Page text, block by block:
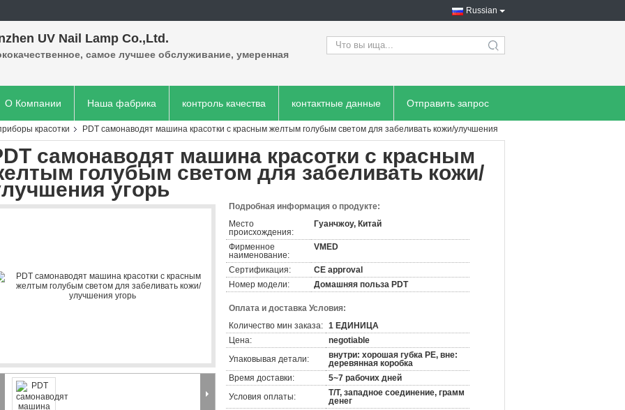
Russian
UV Nail Lamp Co.,Ltd.
самое лучшее обслуживание, умеренная
search
О Компании Наша фабрика контроль качества контактные данные Отправить запрос
красотки PDT самонаводят машина красотки с красным желтым голубым светом для забеливать кожи/улучшения
самонаводят машина красотки с красным
голубым светом для забеливать кожи/
угорь
Подробная информация о продукте:
Место
происхождения:
Гуанчжоу, Китай
Фирменное
наименование:
VMED
Сертификация:
CE approval
Номер модели:
Домашняя польза PDT
Оплата и доставка Условия:
Количество мин заказа: 1 ЕДИНИЦА
Цена:
negotiable
Упаковывая детали:
внутри: хорошая губка PE, вне:
деревянная коробка
Время доставки:
5~7 рабочих дней
Условия оплаты:
T/T, западное соединение, грамм
денег